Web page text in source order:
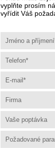
vyplňte prosím
vyřídit Váš